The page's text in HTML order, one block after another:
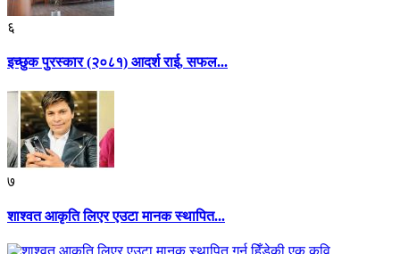
६
इच्छुक पुरस्कार (२०८१) आदर्श राई, सफल...
७
शाश्वत आकृति लिएर एउटा मानक स्थापित...